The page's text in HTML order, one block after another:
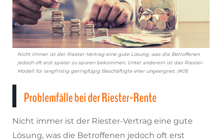
Nicht immer ist der Riester-Vertrag eine gute Lösung, was die Betroffenen
jedoch oft erst später zu spüren bekommen. Unter anderem ist das Riester-
Modell für langfristig geringfügig Beschäftigte eher ungeeignet. (#01)
Problemfälle bei der Riester-Rente
Nicht immer ist der Riester-Vertrag eine gute
Lösung, was die Betroffenen jedoch oft erst